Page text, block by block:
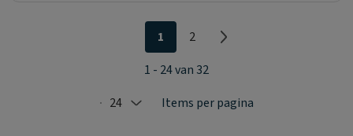
Selected: 24
24 Items per pagina
1
2
1 - 24 van 32